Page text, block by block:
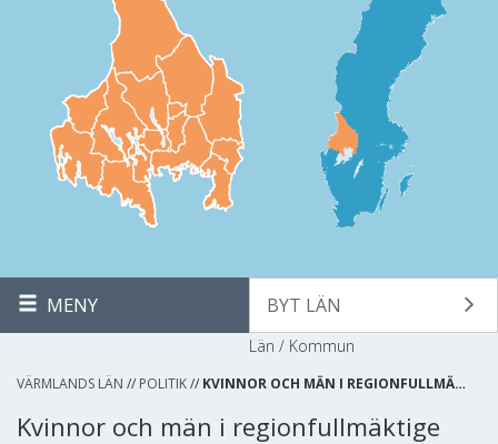
MENY BYT LÄN
Län / Kommun
VÄRMLANDS LÄN // POLITIK// KVINNOR OCH MÄN I REGIONFULLMÄ…
Kvinnor och män i regionfullmäktige